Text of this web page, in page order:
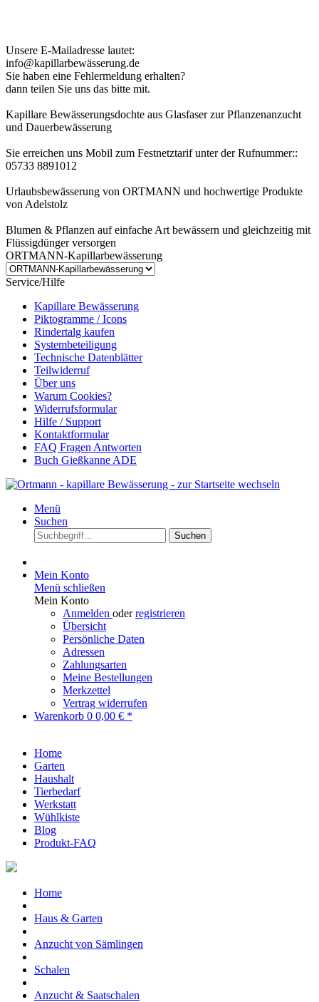
Unsere E-Mailadresse lautet:
info@kapillarbewässerung.de
Sie haben eine Fehlermeldung erhalten?
dann teilen Sie uns das bitte mit.
Kapillare Bewässerungsdochte aus Glasfaser zur Pflanzenanzucht
und Dauerbewässerung
Sie erreichen uns Mobil zum Festnetztarif unter der Rufnummer::
05733 8891012
Urlaubsbewässerung von ORTMANN und hochwertige Produkte
von Adelstolz
Blumen & Pflanzen auf einfache Art bewässern und gleichzeitig mit
Flüssigdünger versorgen
ORTMANN-Kapillarbewässerung
Service/Hilfe
Kapillare Bewässerung
Piktogramme / Icons
Rindertalg kaufen
Systembeteiligung
Technische Datenblätter
Teilwiderruf
Über uns
Warum Cookies?
Widerrufsformular
Hilfe / Support
Kontaktformular
FAQ Fragen Antworten
Buch Gießkanne ADE
Menü
Suchen
Suchen
Mein Konto
Menü schließen
Mein Konto
Anmelden oderregistrieren
Übersicht
Persönliche Daten
Adressen
Zahlungsarten
Meine Bestellungen
Merkzettel
Vertrag widerrufen
Warenkorb 0 0,00 € *
Home
Garten
Haushalt
Tierbedarf
Werkstatt
Wühlkiste
Blog
Produkt-FAQ
Home
Haus & Garten
Anzucht von Sämlingen
Schalen
Anzucht & Saatschalen